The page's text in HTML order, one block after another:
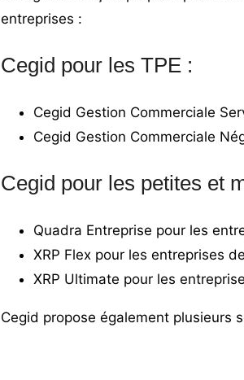
entreprises :
Cegid pour les TPE :
Cegid Gestion Commerciale
Cegid Gestion Commerciale
Cegid pour les petites et
Quadra Entreprise pour les
XRP Flex pour les entreprises
XRP Ultimate pour les
Cegid propose également plusieurs